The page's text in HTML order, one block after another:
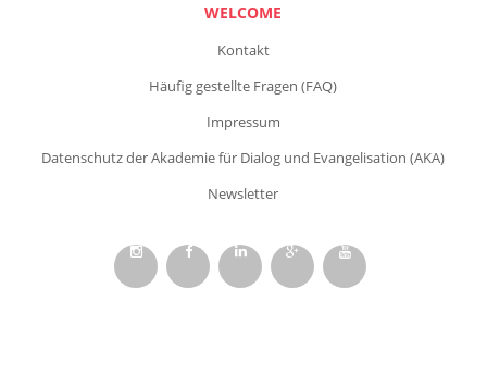
WELCOME
Kontakt
Häufig gestellte Fragen (FAQ)
Impressum
Datenschutz der Akademie für Dialog und Evangelisation (AKA)
Newsletter